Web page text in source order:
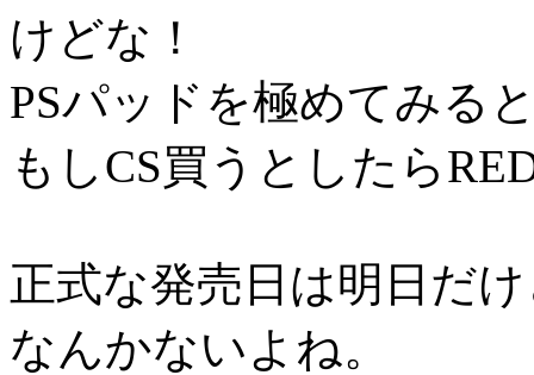
けどな！
PSパッドを極めてみる
もしCS買うとしたら
正式な発売日は明日だ
なんかないよね。